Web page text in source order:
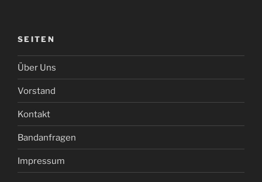
SEITEN
Über Uns
Vorstand
Kontakt
Bandanfragen
Impressum